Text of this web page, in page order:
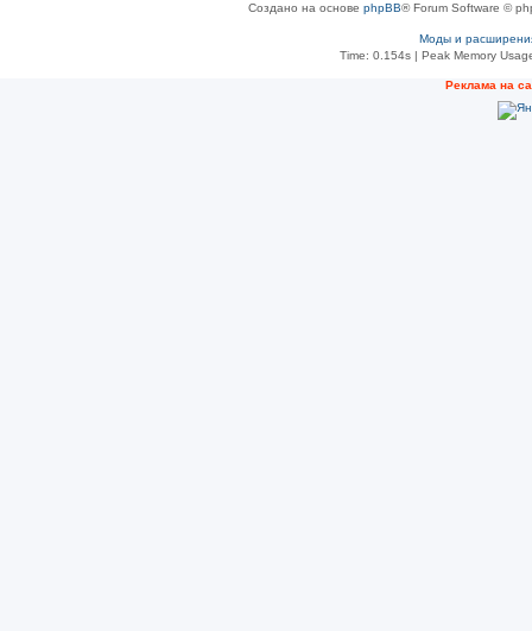
Создано на основе phpBB® Forum Software ©
Моды и
Time: 0.154s| Peak Memory
Рeклама на